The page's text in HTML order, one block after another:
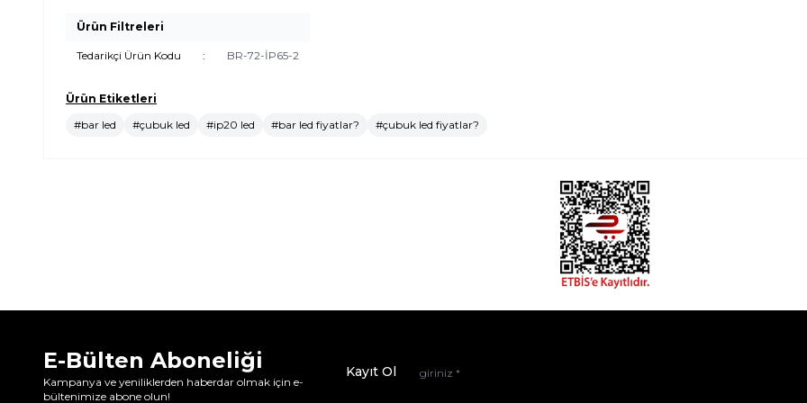
Ürün Filtreleri
Tedarikçi Ürün Kodu : BR-72-İP65-2
Ürün Etiketleri
#bar led
#çubuk led #ip20 led #bar led fiyatlar? #çubuk led fiyatlar?
E-Bülten Aboneliği
Kampanya ve yeniliklerden haberdar olmak için e-
bültenimize abone olun!
Kayıt Ol